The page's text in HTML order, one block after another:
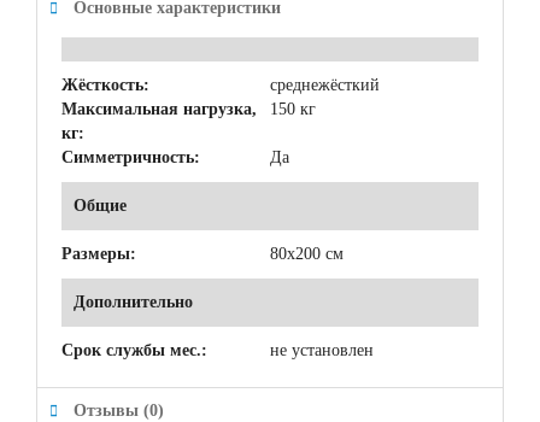
Основные характеристики
Жёсткость:
среднежёсткий
Максимальная нагрузка,
кг:
150 кг
Симметричность: Да
Общие
Размеры: 80x200 см
Дополнительно
Срок службы мес.: не установлен
Отзывы (0)